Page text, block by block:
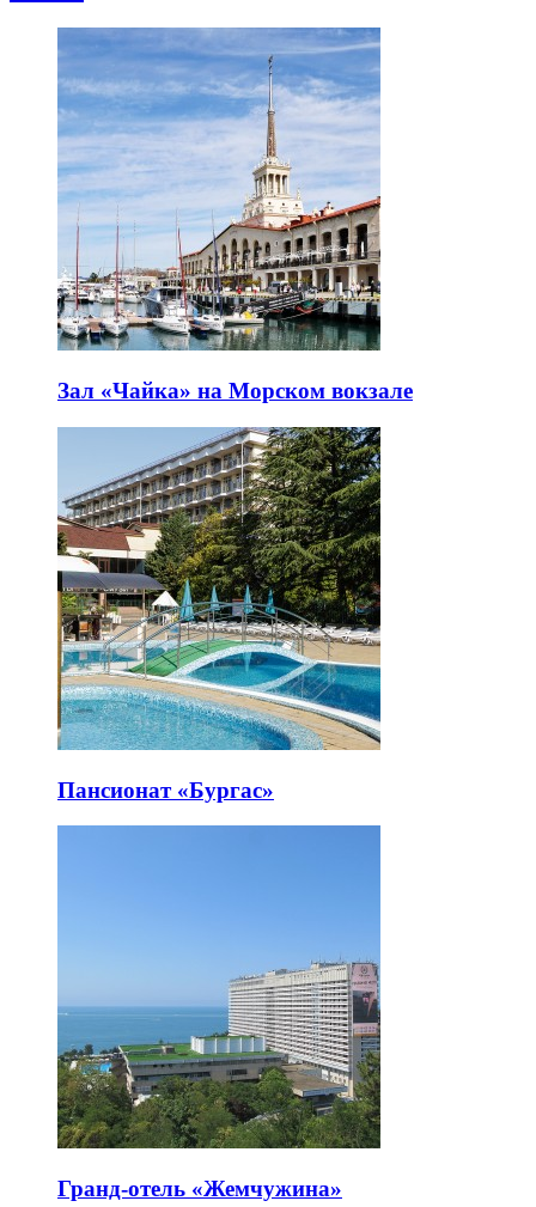
Зал «Чайка» на Морском вокзале
Пансионат «Бургас»
Гранд-отель «Жемчужина»